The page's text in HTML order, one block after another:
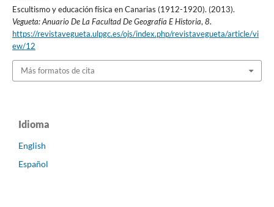
Escultismo y educación física en Canarias (1912-1920). (2013).
Vegueta: Anuario De La Facultad De Geografía E Historia,8.
https://revistavegueta.ulpgc.es/ojs/index.php/revistavegueta/article/vi
ew/12
Más formatos de cita
Idioma
English
Español